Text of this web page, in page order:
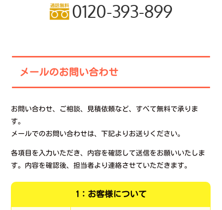
0120-393-899
メールのお問い合わせ
お問い合わせ、ご相談、見積依頼など、すべて無料で承りま
す。
メールでのお問い合わせは、下記よりお送りください。
各項目を入力いただき、内容を確認して送信をお願いいたしま
す。内容を確認後、担当者より連絡させていただきます。
1：お客様について